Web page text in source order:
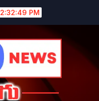
2:32:50 PM